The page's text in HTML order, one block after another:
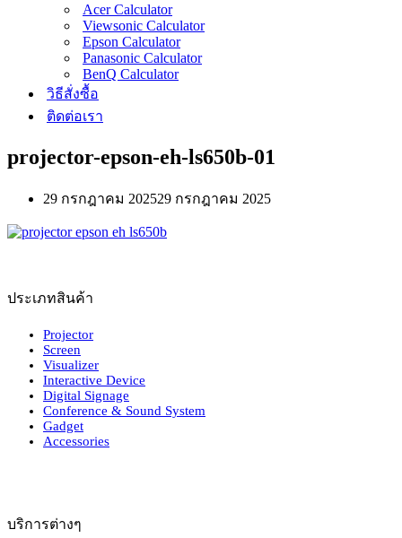
Acer Calculator
Viewsonic Calculator
Epson Calculator
Panasonic Calculator
BenQ Calculator
วิธีสั่งซื้อ
ติดต่อเรา
projector-epson-eh-ls650b-01
29 กรกฎาคม 202529 กรกฎาคม 2025
ประเภทสินค้า
Projector
Screen
Visualizer
Interactive Device
Digital Signage
Conference & Sound System
Gadget
Accessories
บริการต่างๆ